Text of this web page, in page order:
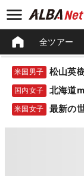
全ツアー
米国男子 松山英
国内女子 北海道
米国女子 最新の